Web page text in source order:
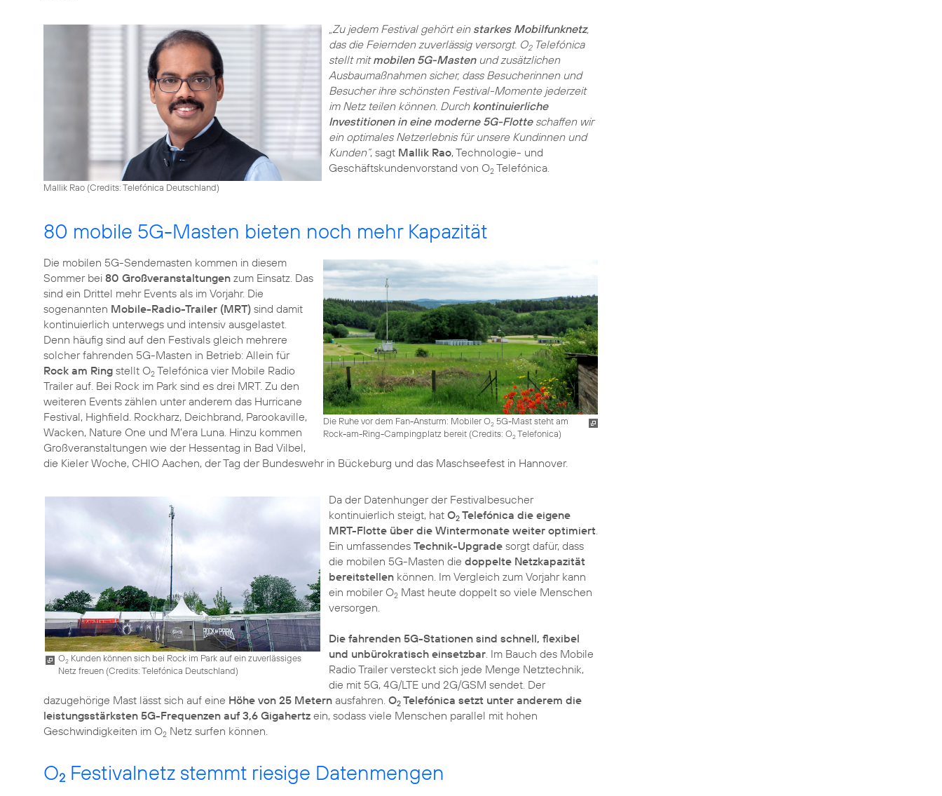
Mallik Rao (Credits: Telefónica Deutschland)
„Zu jedem Festival gehört ein starkes Mobilfunknetz,
das die Feiernden zuverlässig versorgt. O2Telefónica
stellt mitmobilen 5G-Mastenund zusätzlichen
Ausbaumaßnahmen sicher, dass Besucherinnen und
Besucher ihre schönsten Festival-Momente jederzeit
im Netz teilen können. Durch kontinuierliche
Investitionen in eine moderne 5G-Flotteschaffen wir
ein optimales Netzerlebnis für unsere Kundinnen und
Kunden“, sagt Mallik Rao, Technologie- und
Geschäftskundenvorstand von O2Telefónica.
80 mobile 5G-Masten bieten noch mehr Kapazität
Die Ruhe vor dem Fan-Ansturm: Mobiler O25G-Mast steht am
Rock-am-Ring-Campingplatz bereit (Credits: O2Telefonica)
Die mobilen 5G-Sendemasten kommen in diesem
Sommer bei 80 Großveranstaltungen zum Einsatz. Das
sind ein Drittel mehr Events als im Vorjahr. Die
sogenannten Mobile-Radio-Trailer (MRT) sind damit
kontinuierlich unterwegs und intensiv ausgelastet.
Denn häufig sind auf den Festivals gleich mehrere
solcher fahrenden 5G-Masten in Betrieb: Allein für
Rock am Ring stellt O2 Telefónica vier Mobile Radio
Trailer auf. Bei Rock im Park sind es drei MRT. Zu den
weiteren Events zählen unter anderem das Hurricane
Festival, Highfield. Rockharz, Deichbrand, Parookaville,
Wacken, Nature One und M’era Luna. Hinzu kommen
Großveranstaltungen wie der Hessentag in Bad Vilbel,
die Kieler Woche, CHIO Aachen, der Tag der Bundeswehr in Bückeburg und das Maschseefest in Hannover.
O2 Kunden können sich bei Rock im Park auf ein zuverlässiges
Netz freuen (Credits: Telefónica Deutschland)
Da der Datenhunger der Festivalbesucher
kontinuierlich steigt, hat O2Telefónica die eigene
MRT-Flotte über die Wintermonate weiter optimiert.
Ein umfassendes Technik-Upgradesorgt dafür, dass
die mobilen 5G-Masten die doppelte Netzkapazität
bereitstellenkönnen. Im Vergleich zum Vorjahr kann
ein mobiler O2Mast heute doppelt so viele Menschen
versorgen.
Die fahrenden 5G-Stationen sind schnell, flexibel
und unbürokratisch einsetzbar. Im Bauch des Mobile
Radio Trailer versteckt sich jede Menge Netztechnik,
die mit 5G, 4G/LTE und 2G/GSM sendet. Der
dazugehörige Mast lässt sich auf eine Höhe von 25 Metern ausfahren. O2 Telefónica setzt unter anderem die
leistungsstärksten 5G-Frequenzen auf 3,6 Gigahertz ein, sodass viele Menschen parallel mit hohen
Geschwindigkeiten im O2 Netz surfen können.
O2 Festivalnetz stemmt riesige Datenmengen